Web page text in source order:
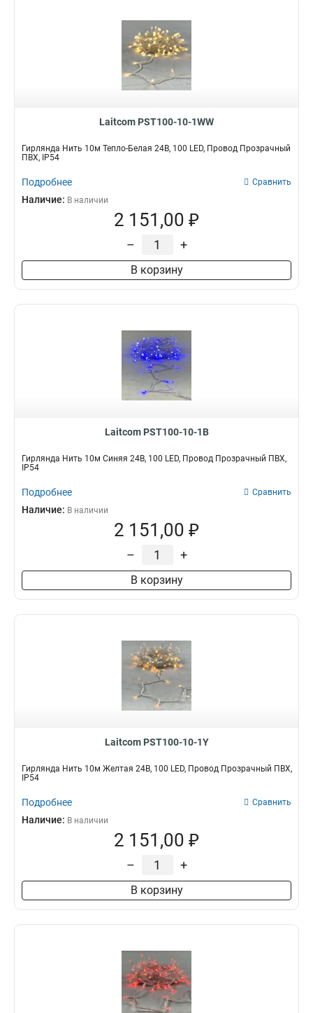
Laitcom PST100-10-1WW
Гирлянда Нить 10м Тепло-Белая 24В, 100 LED, Провод Прозрачный
ПВХ, IP54
Подробнее Сравнить
Наличие: В наличии
2 151,00 ₽
– +
В корзину
Laitcom PST100-10-1B
Гирлянда Нить 10м Синяя 24В, 100 LED, Провод Прозрачный ПВХ,
IP54
Подробнее Сравнить
Наличие: В наличии
2 151,00 ₽
– +
В корзину
Laitcom PST100-10-1Y
Гирлянда Нить 10м Желтая 24В, 100 LED, Провод Прозрачный ПВХ,
IP54
Подробнее Сравнить
Наличие: В наличии
2 151,00 ₽
– +
В корзину